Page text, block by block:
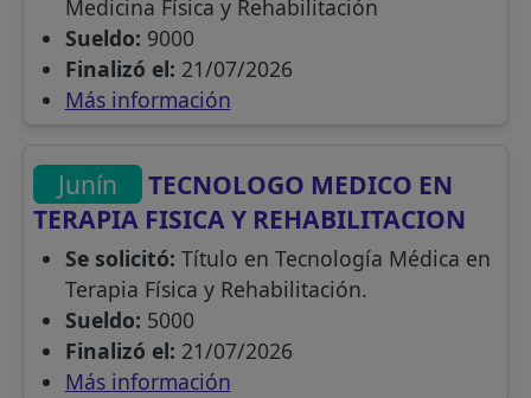
Medicina Física y Rehabilitación
Sueldo: 9000
Finalizó el: 21/07/2026
Más información
Junín
TECNOLOGO MEDICO EN
TERAPIA FISICA Y REHABILITACION
Se solicitó: Título en Tecnología Médica en
Terapia Física y Rehabilitación.
Sueldo: 5000
Finalizó el: 21/07/2026
Más información